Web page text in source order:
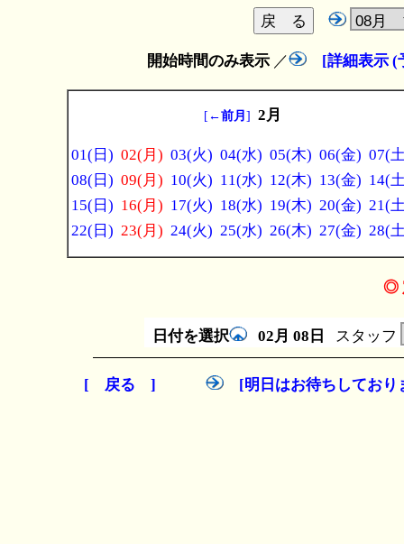
開始時間のみ表示 ／ [詳細表示 (
[ ←前月 ] 2月
01(日) 02(月) 03(火) 04(水) 05(木) 06(金) 07(
08(日) 09(月) 10(火) 11(水) 12(木) 13(金) 14(
15(日) 16(月) 17(火) 18(水) 19(木) 20(金) 21(
22(日) 23(月) 24(火) 25(水) 26(木) 27(金) 28(
◎
日付を選択 02月 08日 スタッフ
[ 戻る ] [明日はお待ちしてお